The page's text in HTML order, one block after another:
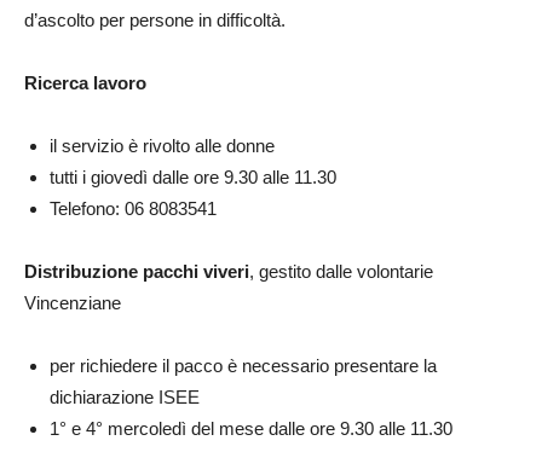
d’ascolto per persone in difficoltà.
Ricerca lavoro
il servizio è rivolto alle donne
tutti i giovedì dalle ore 9.30 alle 11.30
Telefono: 06 8083541
Distribuzione pacchi viveri, gestito dalle volontarie
Vincenziane
per richiedere il pacco è necessario presentare la
dichiarazione ISEE
1° e 4° mercoledì del mese dalle ore 9.30 alle 11.30